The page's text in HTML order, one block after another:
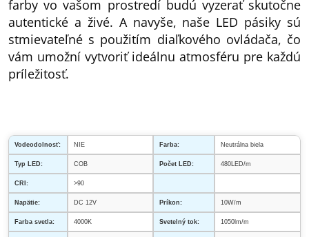
farby vo vašom prostredí budú vyzerať skutočne
autentické a živé. A navyše, naše LED pásiky sú
stmievateľné s použitím diaľkového ovládača, čo
vám umožní vytvoriť ideálnu atmosféru pre každú
príležitosť.
Vodeodolnosť: NIE Farba: Neutrálna biela
Typ LED: COB Počet LED: 480LED/m
CRI: >90
Napätie: DC 12V Príkon: 10W/m
Farba svetla: 4000K Svetelný tok: 1050lm/m